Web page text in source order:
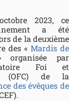
2023, ce
a été
de la deuxième
des « Mardis de
organisée par
Foi et
(OFC) de la
des évêques de